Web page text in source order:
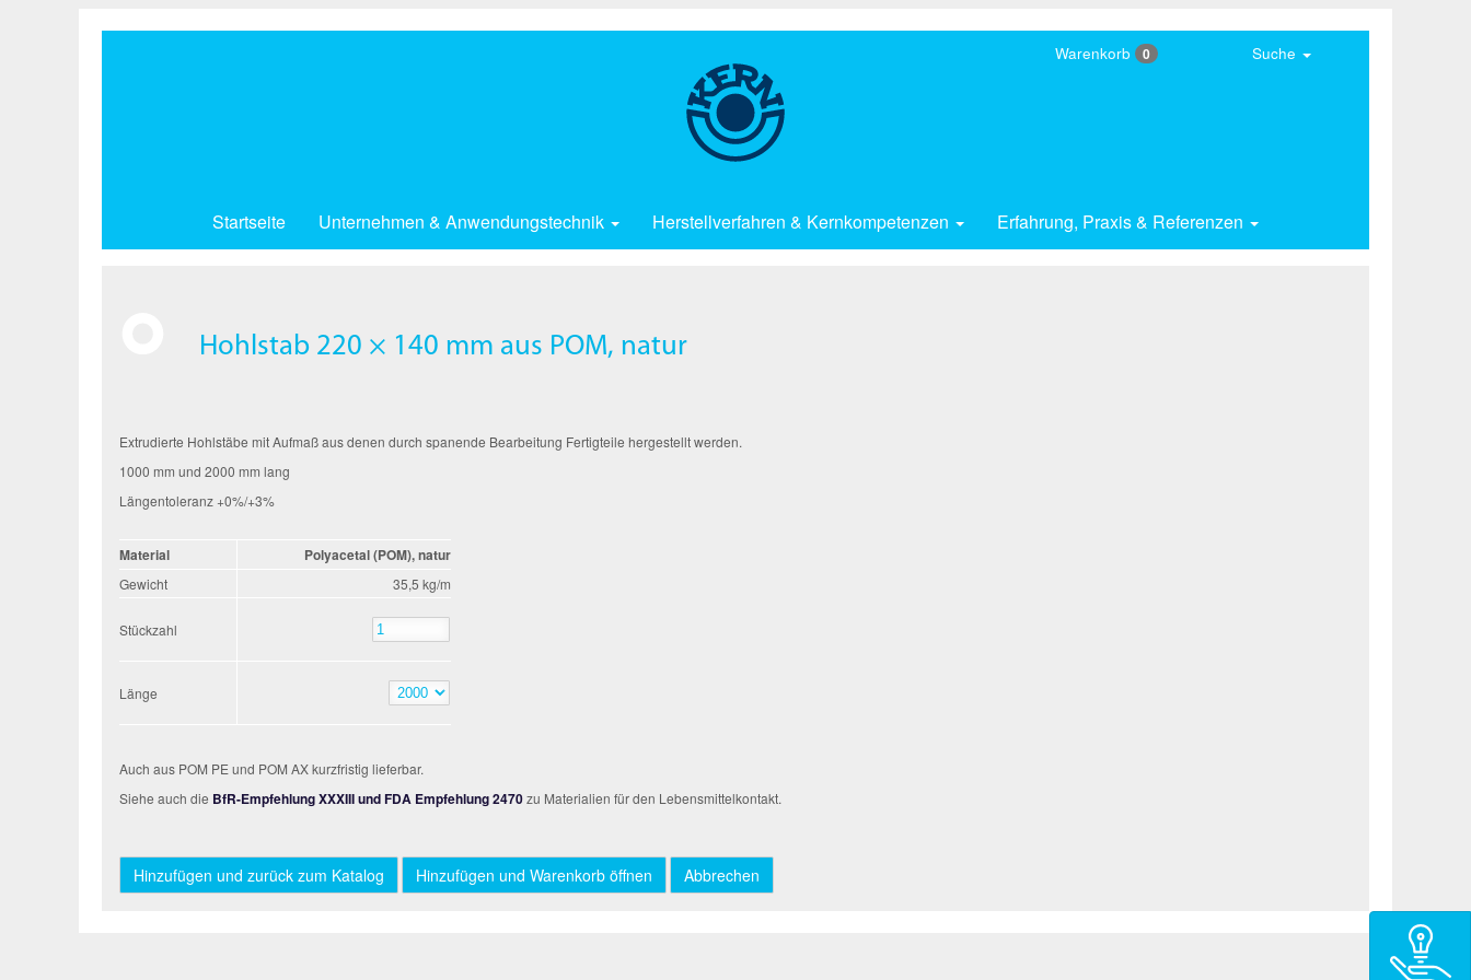
Startseite Unternehmen & Anwendungstechnik Herstellverfahren & Kernkompetenzen Erfahrung, Praxis & Referenzen
Warenkorb 0 Suche
Hohlstab 220 × 140 mm aus POM, natur
Extrudierte Hohlstäbe mit Aufmaß aus denen durch spanende Bearbeitung Fertigteile hergestellt werden.
1000 mm und 2000 mm lang
Längentoleranz +0%/+3%
Material Polyacetal (POM), natur
Gewicht 35,5 kg/m
Stückzahl
Länge
Auch aus POM PE und POM AX kurzfristig lieferbar.
Siehe auch die BfR-Empfehlung XXXIII und FDA Empfehlung 2470zu Materialien für den Lebensmittelkontakt.